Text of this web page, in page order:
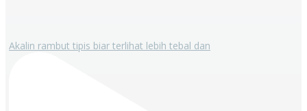
Akalin rambut tipis biar terlihat lebih tebal dan